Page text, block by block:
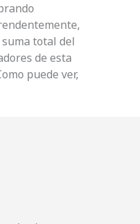
total del
de esta
puede ver,